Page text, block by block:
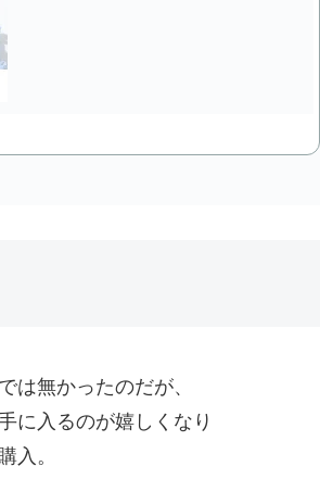
は無かったのだが、
に入るのが嬉しくなり
入。